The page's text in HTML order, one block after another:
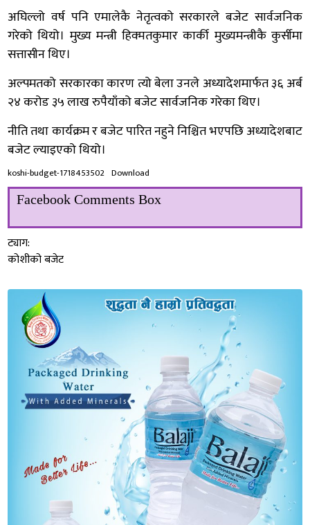
अघिल्लो वर्ष पनि एमालेकै नेतृत्वको सरकारले बजेट सार्वजनिक
गरेको थियो। मुख्य मन्त्री हिक्मतकुमार कार्की मुख्यमन्त्रीकै कुर्सीमा
सत्तासीन थिए।
अल्पमतको सरकारका कारण त्यो बेला उनले अध्यादेशमार्फत ३६ अर्ब
२४ करोड ३५ लाख रुपैयाँको बजेट सार्वजनिक गरेका थिए।
नीति तथा कार्यक्रम र बजेट पारित नहुने निश्चित भएपछि अध्यादेशबाट
बजेट ल्याइएको थियो।
koshi-budget-1718453502 Download
Facebook Comments Box
ट्याग:
कोशीको बजेट